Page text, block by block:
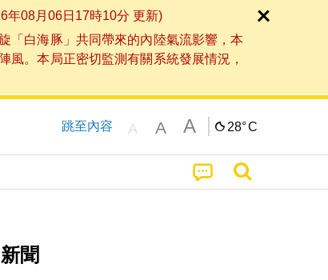
年08月06日17時10分 更新)
「白海豚」共同帶來的內陸氣流影響，本
。本局正密切監測有關系統發展情況，
跳至內容 A A A 28°C
聞